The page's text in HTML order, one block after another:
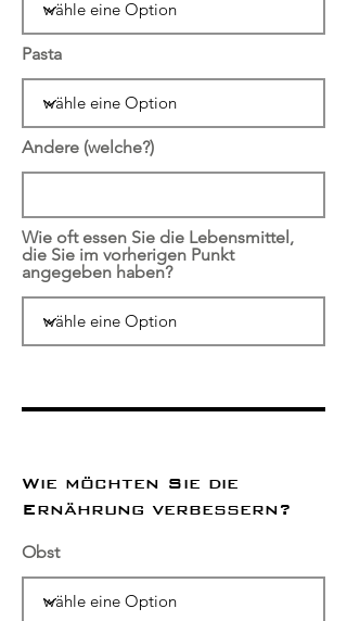
Pasta
Andere (welche?)
Wie oft essen Sie die Lebensmittel,
die Sie im vorherigen Punkt
angegeben haben?
Wie möchten Sie die
Ernährung verbessern?
Obst